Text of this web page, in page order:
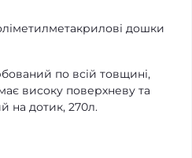
дошки
по всій товщині,
високу поверхневу та
на дотик, 270л.